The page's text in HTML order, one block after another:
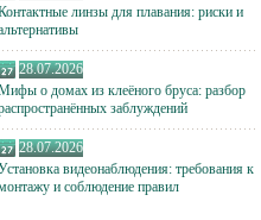
линзы для плавания: риски и
28.07.2026
о домах из клеёного бруса: разбор
заблуждений
28.07.2026
видеонаблюдения: требования к
и соблюдение правил